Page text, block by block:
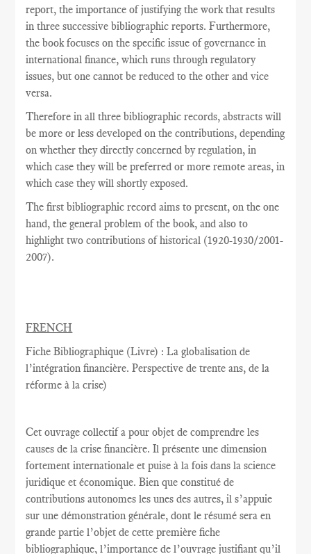
report, the importance of justifying the work that results
in three successive bibliographic reports. Furthermore,
the book focuses on the specific issue of governance in
international finance, which runs through regulatory
issues, but one cannot be reduced to the other and vice
versa.
Therefore in all three bibliographic records, abstracts will
be more or less developed on the contributions, depending
on whether they directly concerned by regulation, in
which case they will be preferred or more remote areas, in
which case they will shortly exposed.
Thefirst bibliographic record aims to present, on the one
hand, the general problem of the book, and also to
highlight two contributions of historical (1920-1930/2001-
2007).
FRENCH
Fiche Bibliographique (Livre) : La globalisation de
l’intégration financière. Perspective de trente ans, de la
réforme à la crise)
Cet ouvrage collectif a pour objet de comprendre les
causes de la crise financière. Il présente une dimension
fortement internationale et puise à la fois dans la science
juridique et économique. Bien que constitué de
contributions autonomes les unes des autres, il s’appuie
sur une démonstration générale, dont le résumé sera en
grande partie l’objet de cette première fiche
bibliographique, l’importance de l’ouvrage justifiant qu’il